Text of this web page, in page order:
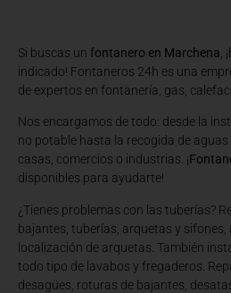
Si buscas un fontanero en Marchena
indicado! Fontaneros 24h es una
de expertos en fontanería, gas,
Nos encargamos de todo: desde la
no potable hasta la recogida de
casas, comercios o industrias. ¡
disponibles para ayudarte!
¿Tienes problemas con las tuberías?
bajantes, tuberías, arquetas y sifones,
localización de arquetas. También
todo tipo de lavabos y fregaderos.
desagües, roturas de bajantes,